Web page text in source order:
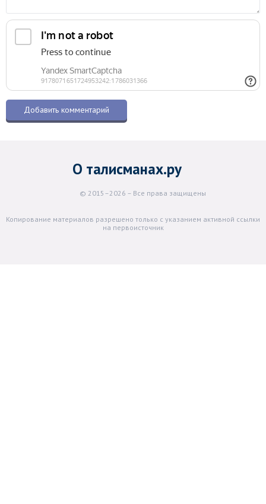
О талисманах.ру
© 2015–2026 – Все права защищены
Копирование материалов разрешено только с указанием активной ссылки
на первоисточник